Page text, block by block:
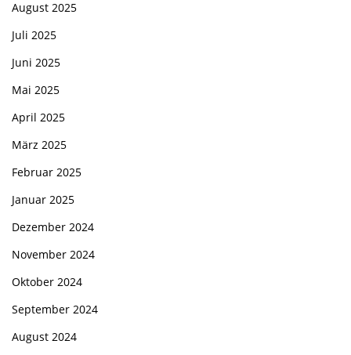
August 2025
Juli 2025
Juni 2025
Mai 2025
April 2025
März 2025
Februar 2025
Januar 2025
Dezember 2024
November 2024
Oktober 2024
September 2024
August 2024